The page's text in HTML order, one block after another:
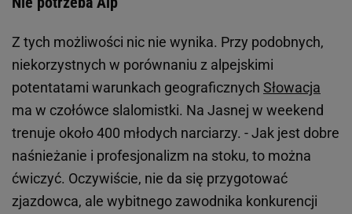
Z tych możliwości nic nie wynika. Przy podobnych,
niekorzystnych w porównaniu z alpejskimi
potentatami warunkach geograficznych Słowacja
ma w czołówce slalomistki. Na Jasnej w weekend
trenuje około 400 młodych narciarzy. - Jak jest dobre
naśnieżanie i profesjonalizm na stoku, to można
ćwiczyć. Oczywiście, nie da się przygotować
zjazdowca, ale wybitnego zawodnika konkurencji